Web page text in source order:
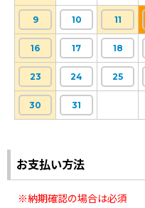
9 10 11
16 17 18
23 24 25
30 31
お支払い方法
※納期確認の場合は必須